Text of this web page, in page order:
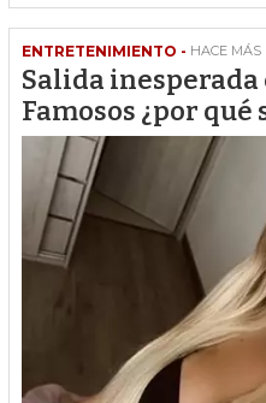
ENTRETENIMIENTO - HACE MÁS
Salida inesperada
Famosos ¿por qué